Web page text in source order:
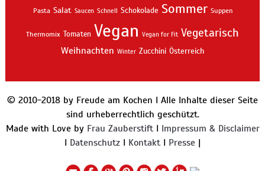
Pasta Salat Saucen Schnell Schokolade Sommer Suppen
Thermomix Tomaten Vegan Vegan for Fit Vegetarisch
Weihnachten Winter Zucchini Österreich
© 2010-2018 by Freude am Kochen I Alle Inhalte dieser Seite
sind urheberrechtlich geschützt.
Made with Love by Frau ZauberstiftI Impressum & Disclaimer
I Datenschutz I KontaktI Presse |